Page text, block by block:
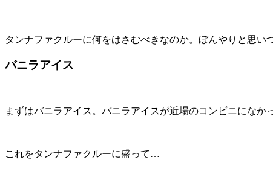
タンナファクルーに何をはさむべきなのか。ぼんやりと思い
バニラアイス
まずはバニラアイス。バニラアイスが近場のコンビニになか
これをタンナファクルーに盛って…